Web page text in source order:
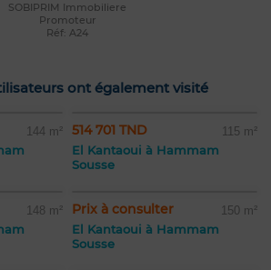
SOBIPRIM Immobiliere
Promoteur
Réf: A24
ont également visité
144 m² 514 701 TND 115 m²
El Kantaoui à Hammam
Sousse
148 m² Prix à consulter 150 m²
El Kantaoui à Hammam
Sousse